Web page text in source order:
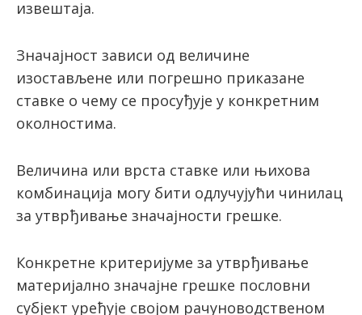
извештаја.
Значајност зависи од величине
изостављене или погрешно приказане
ставке о чему се просуђује у конкретним
околностима.
Величина или врста ставке или њихова
комбинација могу бити одлучујући чинилац
за утврђивање значајности грешке.
Конкретне критеријуме за утврђивање
материјално значајне грешке пословни
субјект уређује својом рачуноводственом